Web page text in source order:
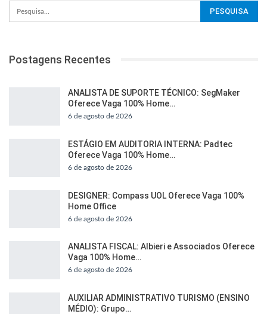
Postagens Recentes
ANALISTA DE SUPORTE TÉCNICO: SegMaker
Oferece Vaga 100% Home…
6 de agosto de 2026
ESTÁGIO EM AUDITORIA INTERNA: Padtec
Oferece Vaga 100% Home…
6 de agosto de 2026
DESIGNER: Compass UOL Oferece Vaga 100%
Home Office
6 de agosto de 2026
ANALISTA FISCAL: Albieri e Associados Oferece
Vaga 100% Home…
6 de agosto de 2026
AUXILIAR ADMINISTRATIVO TURISMO (ENSINO
MÉDIO): Grupo…